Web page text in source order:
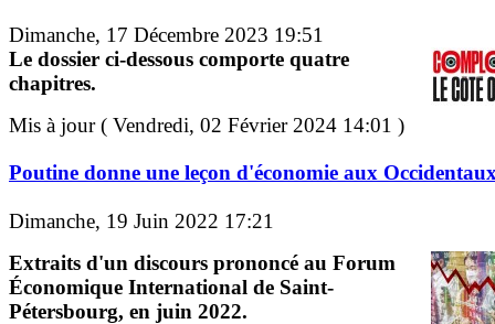
Dimanche, 17 Décembre 2023 19:51
Le dossier ci-dessous comporte quatre
chapitres.
Mis à jour ( Vendredi, 02 Février 2024 14:01 )
Poutine donne une leçon d'économie aux
Dimanche, 19 Juin 2022 17:21
Extraits d'un discours prononcé au Forum
Économique International de Saint-
Pétersbourg, en juin 2022.